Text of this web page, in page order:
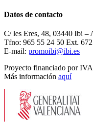
Datos de contacto
C/ les Eres, 48, 03440 Ibi –
Tfno: 965 55 24 50 Ext. 672
E-mail: promoibi@ibi.es
Proyecto financiado por
Más información aquí